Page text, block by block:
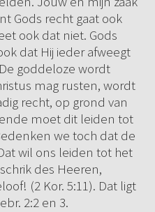
Gods recht gaat ook
ook dat niet. Gods
dat Hij ieder afweegt
goddeloze wordt
mag rusten, wordt
recht, op grond van
moet dit leiden tot
we toch dat de
wil ons leiden tot het
des Heeren,
(2 Kor. 5:11). Dat ligt
2:2 en 3.